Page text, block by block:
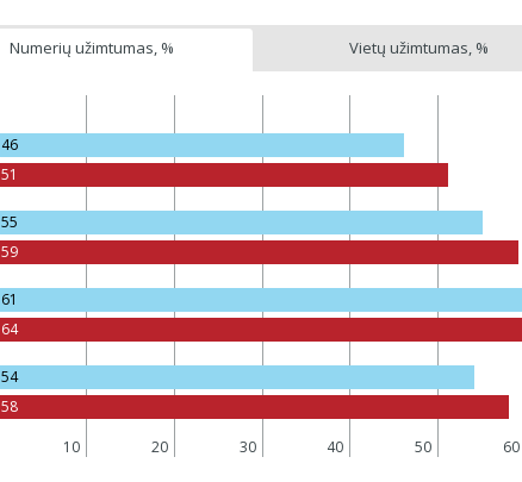
Numerių užimtumas, % Vietų užimtumas, %
10 20 30 40 50 60
46
51
55
59
61
64
54
58